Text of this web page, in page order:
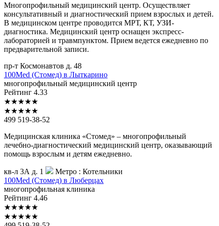
Многопрофильный медицинский центр. Осуществляет
консультативный и диагностический прием взрослых и детей.
В медицинском центре проводится МРТ, КТ, УЗИ-
диагностика. Медицинский центр оснащен экспресс-
лабораторией и травмпунктом. Прием ведется ежедневно по
предварительной записи.
пр-т Космонавтов д. 48
100Med (Стомед) в Лыткарино
многопрофильный медицинский центр
Рейтинг 4.33
★★★★★
★★★★★
499 519-38-52
Медицинская клиника «Стомед» – многопрофильный
лечебно-диагностический медицинский центр, оказывающий
помощь взрослым и детям ежедневно.
кв-л 3А д. 1 Метро : Котельники
100Med (Стомед) в Люберцах
многопрофильная клиника
Рейтинг 4.46
★★★★★
★★★★★